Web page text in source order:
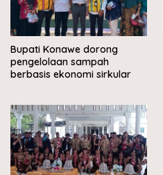
Bupati Konawe dorong
pengelolaan sampah
berbasis ekonomi sirkular